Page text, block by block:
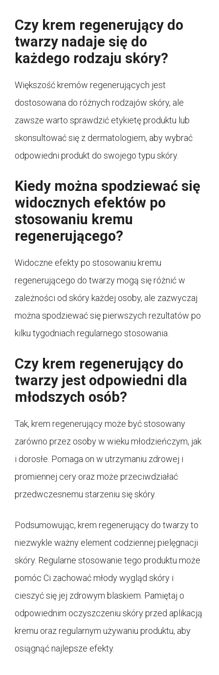
Czy krem regenerujący do
twarzy nadaje się do
każdego rodzaju skóry?
Większość kremów regenerujących jest
dostosowana do różnych rodzajów skóry, ale
zawsze warto sprawdzić etykietę produktu lub
skonsultować się z dermatologiem, aby wybrać
odpowiedni produkt do swojego typu skóry.
Kiedy można spodziewać się
widocznych efektów po
stosowaniu kremu
regenerującego?
Widoczne efekty po stosowaniu kremu
regenerującego do twarzy mogą się różnić w
zależności od skóry każdej osoby, ale zazwyczaj
można spodziewać się pierwszych rezultatów po
kilku tygodniach regularnego stosowania.
Czy krem regenerujący do
twarzy jest odpowiedni dla
młodszych osób?
Tak, krem regenerujący może być stosowany
zarówno przez osoby w wieku młodzieńczym, jak
i dorosłe. Pomaga on w utrzymaniu zdrowej i
promiennej cery oraz może przeciwdziałać
przedwczesnemu starzeniu się skóry.
Podsumowując, krem regenerujący do twarzy to
niezwykle ważny element codziennej pielęgnacji
skóry. Regularne stosowanie tego produktu może
pomóc Ci zachować młody wygląd skóry i
cieszyć się jej zdrowym blaskiem. Pamiętaj o
odpowiednim oczyszczeniu skóry przed aplikacją
kremu oraz regularnym używaniu produktu, aby
osiągnąć najlepsze efekty.